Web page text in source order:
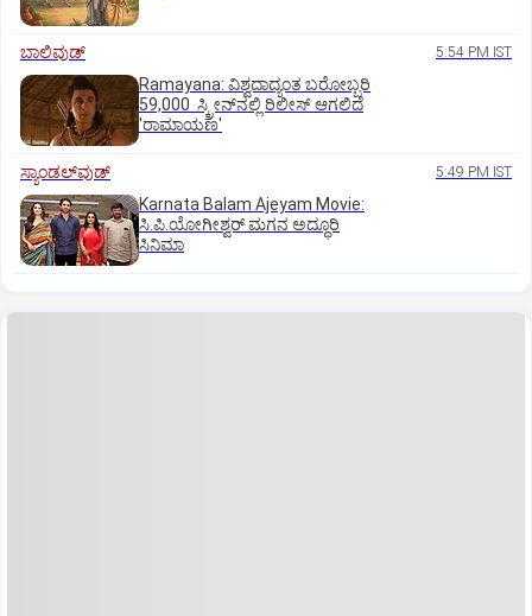
ಬಾಲಿವುಡ್‌ 5:54 PM IST
Ramayana: ವಿಶ್ವದಾದ್ಯಂತ ಬರೋಬ್ಬರಿ
59,000 ಸ್ಕ್ರೀನ್‌ನಲ್ಲಿ ರಿಲೀಸ್‌ ಆಗಲಿದೆ
'ರಾಮಾಯಣ'
ಸ್ಯಾಂಡಲ್‌ವುಡ್‌ 5:49 PM IST
Karnata Balam Ajeyam Movie:
ಸಿ.ಪಿ.ಯೋಗೀಶ್ವರ್‌ ಮಗನ ಅದ್ಧೂರಿ
ಸಿನಿಮಾ